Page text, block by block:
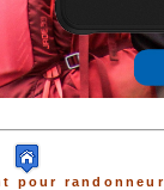
pour